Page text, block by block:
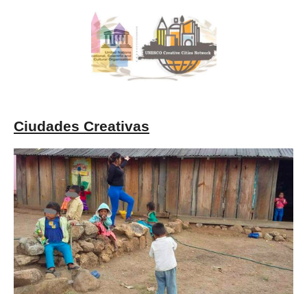
Ciudades Creativas